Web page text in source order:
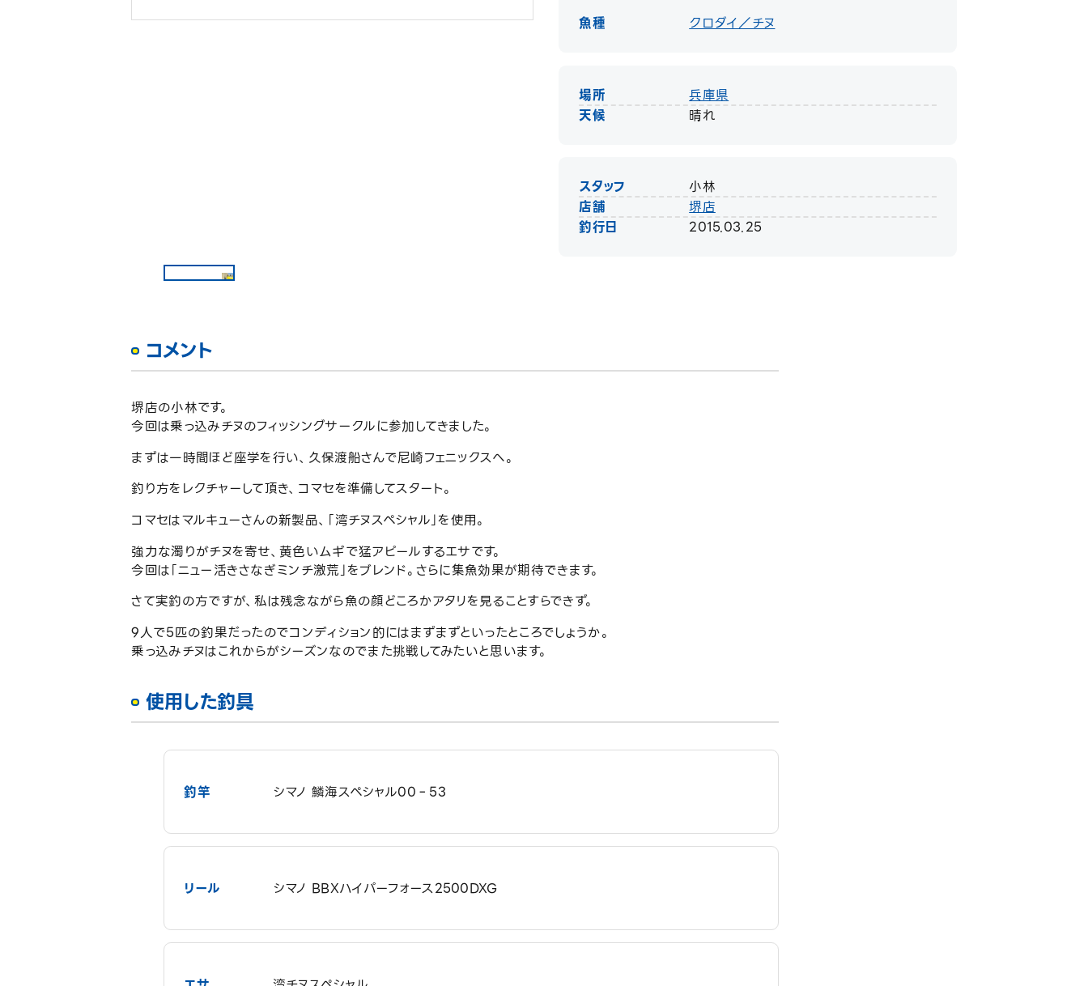
魚種 クロダイ／チヌ
場所
兵庫県
天候
晴れ
スタッフ
小林
店舗
堺店
釣行日
2015.03.25
コメント
堺店の小林です。
今回は乗っ込みチヌのフィッシングサークルに参加してきました。
まずは一時間ほど座学を行い、久保渡船さんで尼崎フェニックスへ。
釣り方をレクチャーして頂き、コマセを準備してスタート。
コマセはマルキューさんの新製品、「湾チヌスペシャル」を使用。
強力な濁りがチヌを寄せ、黄色いムギで猛アピールするエサです。
今回は「ニュー活きさなぎミンチ激荒」をブレンド。さらに集魚効果が期待できます。
さて実釣の方ですが、私は残念ながら魚の顔どころかアタリを見ることすらできず。
9人で5匹の釣果だったのでコンディション的にはまずまずといったところでしょうか。
乗っ込みチヌはこれからがシーズンなのでまた挑戦してみたいと思います。
使用した釣具
釣竿 シマノ 鱗海スペシャル00‐53
リール シマノ BBXハイパーフォース2500DXG